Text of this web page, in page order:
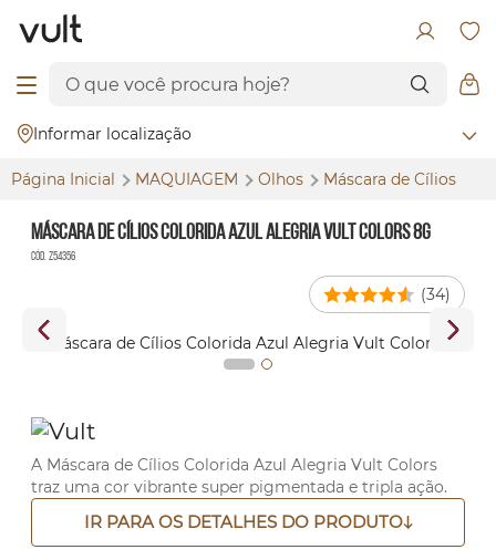
Informar localização
Página Inicial MAQUIAGEM Olhos Máscara de Cílios
Máscara de Cílios Colorida Azul Alegria Vult Colors 8g
Cód. Z54356
(34)
A Máscara de Cílios Colorida Azul Alegria Vult Colors
traz uma cor vibrante super pigmentada e tripla ação.
IR PARA OS DETALHES DO PRODUTO